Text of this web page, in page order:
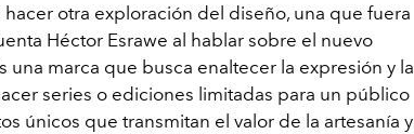
otra exploración del diseño, una que fuera
Héctor Esrawe al hablar sobre el nuevo
una marca que busca enaltecer la expresión y la
series o ediciones limitadas para un público
únicos que transmitan el valor de la artesanía y